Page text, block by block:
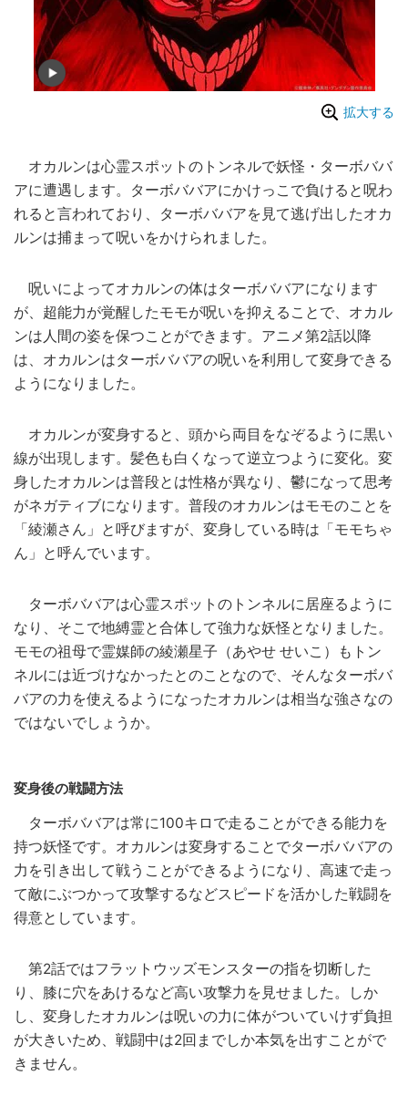
拡大する
オカルンは心霊スポットのトンネルで妖怪・ターボババ
アに遭遇します。ターボババアにかけっこで負けると呪わ
れると言われており、ターボババアを見て逃げ出したオカ
ルンは捕まって呪いをかけられました。
呪いによってオカルンの体はターボババアになります
が、超能力が覚醒したモモが呪いを抑えることで、オカル
ンは人間の姿を保つことができます。アニメ第2話以降
は、オカルンはターボババアの呪いを利用して変身できる
ようになりました。
オカルンが変身すると、頭から両目をなぞるように黒い
線が出現します。髪色も白くなって逆立つように変化。変
身したオカルンは普段とは性格が異なり、鬱になって思考
がネガティブになります。普段のオカルンはモモのことを
「綾瀬さん」と呼びますが、変身している時は「モモちゃ
ん」と呼んでいます。
ターボババアは心霊スポットのトンネルに居座るように
なり、そこで地縛霊と合体して強力な妖怪となりました。
モモの祖母で霊媒師の綾瀬星子（あやせ せいこ）もトン
ネルには近づけなかったとのことなので、そんなターボバ
バアの力を使えるようになったオカルンは相当な強さなの
ではないでしょうか。
変身後の戦闘方法
ターボババアは常に100キロで走ることができる能力を
持つ妖怪です。オカルンは変身することでターボババアの
力を引き出して戦うことができるようになり、高速で走っ
て敵にぶつかって攻撃するなどスピードを活かした戦闘を
得意としています。
第2話ではフラットウッズモンスターの指を切断した
り、膝に穴をあけるなど高い攻撃力を見せました。しか
し、変身したオカルンは呪いの力に体がついていけず負担
が大きいため、戦闘中は2回までしか本気を出すことがで
きません。